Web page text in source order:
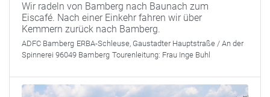
Wir radeln von Bamberg nach Baunach zum
Eiscafé. Nach einer Einkehr fahren wir über
Kemmern zurück nach Bamberg.
ADFC Bamberg ERBA-Schleuse, Gaustadter Hauptstraße / An der
Spinnerei 96049 Bamberg Tourenleitung: Frau Inge Buhl